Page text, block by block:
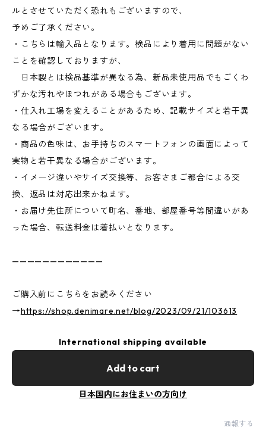
ルとさせていただく恐れもございますので、
予めご了承ください。
・こちらは輸入品となります。検品により着用に問題がない
ことを確認しておりますが、
日本製とは検品基準が異なる為、新品未使用品でもごくわ
ずかな汚れやほつれがある場合もございます。
・仕入れ工場を変えることがあるため、記載サイズと若干異
なる場合がございます。
・商品の色味は、お手持ちのスマートフォンの画面によって
実物と若干異なる場合がございます。
・イメージ違いやサイズ交換等、お客さまご都合による交
換、返品は対応出来かねます。
・お届け先住所について町名、番地、部屋番号等間違いがあ
った場合、転送料金は着払いとなります。
————————————
ご購入前にこちらをお読みください
→https://shop.denimare.net/blog/2023/09/21/103613
International shipping available
Add to cart
日本国内にお住まいの方向け
通報する